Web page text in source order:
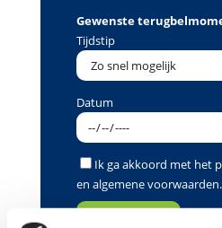
Gewenste
Tijdstip
Datum
Ik ga akkoord met het
en algemene voorwaarden.